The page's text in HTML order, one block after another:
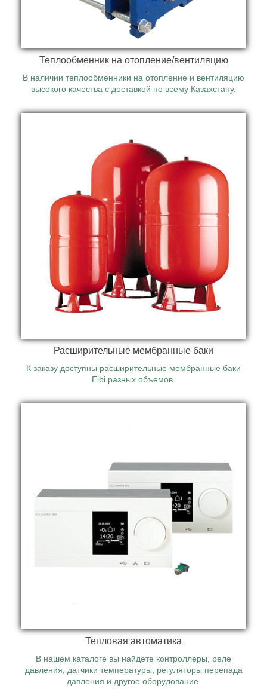
Теплообменник на отопление/вентиляцию
В наличии теплообменники на отопление и вентиляцию
высокого качества с доставкой по всему Казахстану.
баки разных объемов.
Расширительные мембранные баки
К заказу доступны расширительные мембранные баки
Elbi разных объемов.
В нашем каталоге вы найдете контроллеры, реле
давления, датчики температуры, регуляторы
перепада давления и другое оборудование.
Тепловая автоматика
В нашем каталоге вы найдете контроллеры, реле
давления, датчики температуры, регуляторы перепада
давления и другое оборудование.